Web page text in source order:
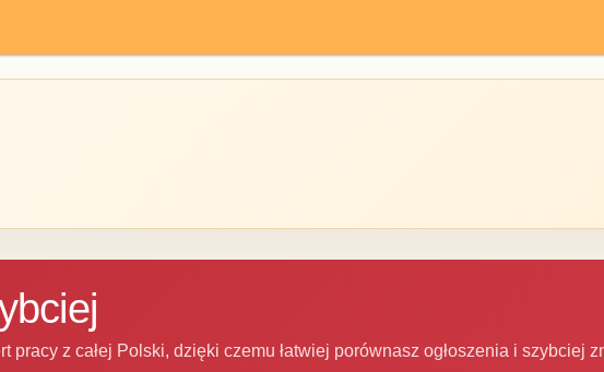
pracy z całej Polski, dzięki czemu łatwiej porównasz ogłoszenia i szybciej